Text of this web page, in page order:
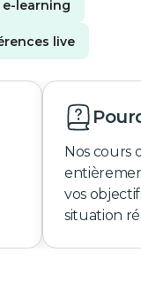
e-learning
live
Nos cours
vos
situation